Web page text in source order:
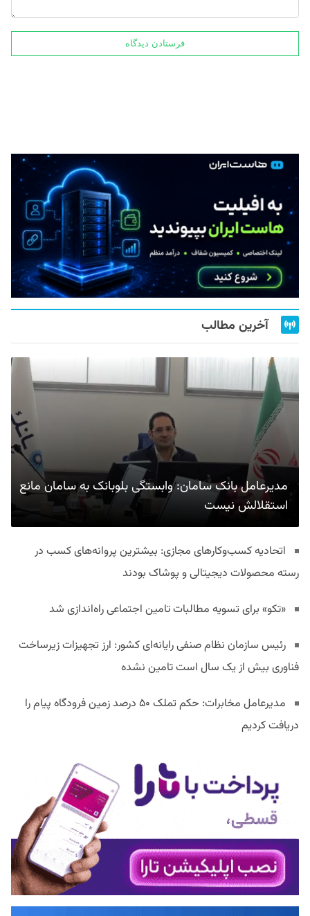
آخرین مطالب
مدیرعامل بانک سامان: وابستگی بلوبانک به سامان مانع
استقلالش نیست
اتحادیه کسب‌وکارهای مجازی: بیشترین پروانه‌های کسب در
رسته محصولات دیجیتالی و پوشاک بودند
«تکو» برای تسویه مطالبات تامین اجتماعی راه‌اندازی شد
رئیس سازمان نظام صنفی رایانه‌ای کشور: ارز تجهیزات زیرساخت
فناوری بیش از یک سال است تامین نشده
مدیرعامل مخابرات: حکم تملک ۵۰ درصد زمین فرودگاه پیام را
دریافت کردیم